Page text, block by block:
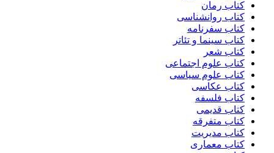
کتاب رمان
کتاب روانشناسی
کتاب سفرنامه
کتاب سینما و تئاتر
کتاب شعر
کتاب علوم اجتماعی
کتاب علوم سیاسی
کتاب عکاسی
کتاب فلسفه
کتاب قدیمی
کتاب متفرقه
کتاب مدیریت
کتاب معماری